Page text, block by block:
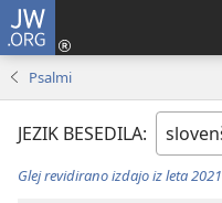
JW.ORG
Psalmi
JEZIK BESEDILA:
Glej revidirano izdajo iz leta 2021